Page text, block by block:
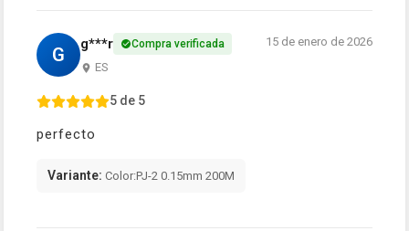
G g***r Compra verificada
ES
15 de enero de 2026
5 de 5
perfecto
Variante: Color:PJ-2 0.15mm 200M